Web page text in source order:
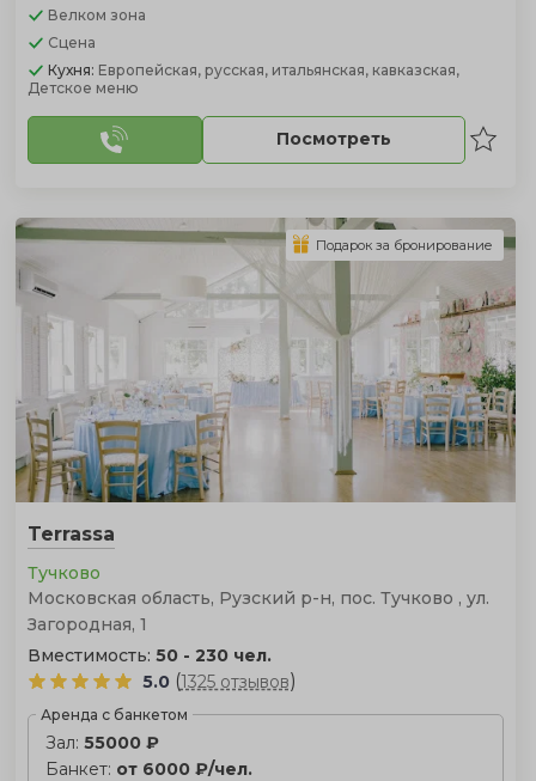
Велком зона
Сцена
Кухня: Европейская, русская, итальянская, кавказская,
Детское меню
Посмотреть
Terrassa
Тучково
Московская область, Рузский р-н, пос. Тучково , ул.
Загородная, 1
Вместимость: 50 - 230 чел.
5.0 (1325 отзывов)
Аренда с банкетом
Зал: 55000 ₽
Банкет: от 6000 ₽/чел.
Подарок за бронирование